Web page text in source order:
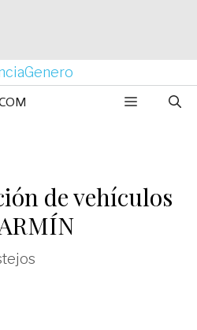
MENÚ
de vehículos